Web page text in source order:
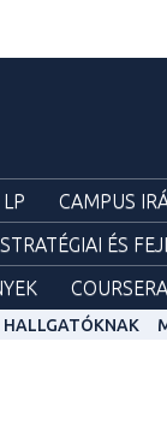
CAMPUS
STRATÉGIAI ÉS
HALLGATÓKNAK